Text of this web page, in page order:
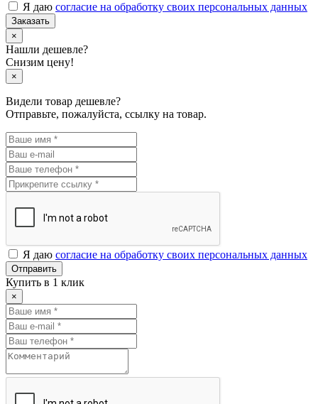
Я даю согласие на обработку своих персональных данных
Заказать
×
Нашли дешевле?
Снизим цену!
×
Видели товар дешевле?
Отправьте, пожалуйста, ссылку на товар.
Я даю согласие на обработку своих персональных данных
Отправить
Купить в 1 клик
×